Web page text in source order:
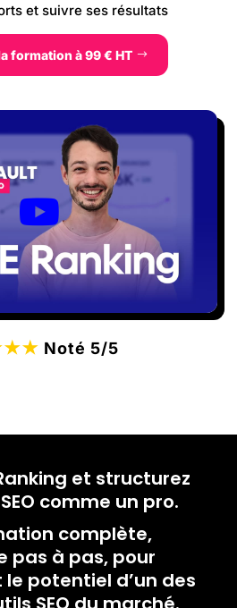
et suivre ses résultats
formation à 99 € HT
Noté 5/5
et structurez
comme un pro.
complète,
pas à pas, pour
potentiel d’un des